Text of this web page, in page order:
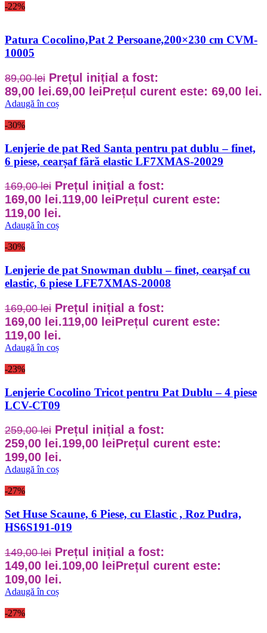
-22%
Patura Cocolino,Pat 2 Persoane,200×230 cm CVM-
10005
89,00lei Prețul inițial a fost:
89,00 lei.69,00 leiPrețul curent este: 69,00 lei.
Adaugă în coș
-30%
Lenjerie de pat Red Santa pentru pat dublu – finet,
6 piese, cearșaf fără elastic LF7XMAS-20029
169,00lei Prețul inițial a fost:
169,00 lei.119,00 leiPrețul curent este:
119,00 lei.
Adaugă în coș
-30%
Lenjerie de pat Snowman dublu – finet, cearșaf cu
elastic, 6 piese LFE7XMAS-20008
169,00lei Prețul inițial a fost:
169,00 lei.119,00 leiPrețul curent este:
119,00 lei.
Adaugă în coș
-23%
Lenjerie Cocolino Tricot pentru Pat Dublu – 4 piese
LCV-CT09
259,00lei Prețul inițial a fost:
259,00 lei.199,00 leiPrețul curent este:
199,00 lei.
Adaugă în coș
-27%
Set Huse Scaune, 6 Piese, cu Elastic , Roz Pudra,
HS6S191-019
149,00lei Prețul inițial a fost:
149,00 lei.109,00 leiPrețul curent este:
109,00 lei.
Adaugă în coș
-27%